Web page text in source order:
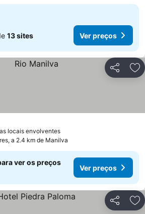
13 sites Ver preços
Partilhar
locais envolventesVer preços
a 2.4 km de Manilva
ver os preços
Ver preços
Partilhar